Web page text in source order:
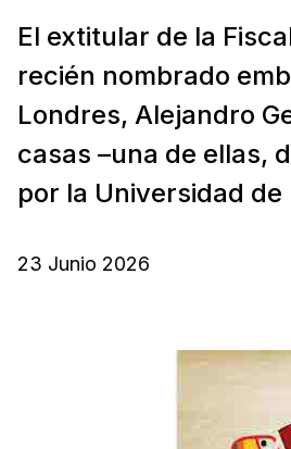
El extitular de la
recién nombrado
Londres, Alejandro
casas –una de ellas,
por la Universidad
23 Junio 2026